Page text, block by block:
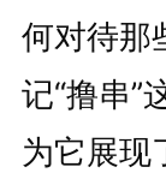
何对待那
记“撸串”
为它展现